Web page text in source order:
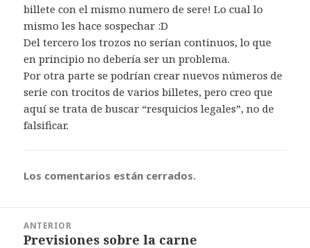
billete con el mismo numero de sere! Lo cual lo
mismo les hace sospechar :D
Del tercero los trozos no serían continuos, lo que
en principio no debería ser un problema.
Por otra parte se podrían crear nuevos números de
serie con trocitos de varios billetes, pero creo que
aquí se trata de buscar “resquicios legales”, no de
falsificar.
Los comentarios están cerrados.
ANTERIOR
Entrada
Previsiones sobre la carne